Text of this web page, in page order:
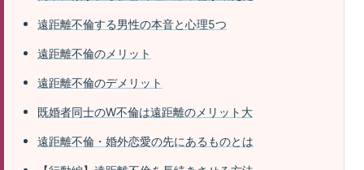
遠距離不倫する男性の本音と心理5つ
遠距離不倫のメリット
遠距離不倫のデメリット
既婚者同士のW不倫は遠距離のメリット大
遠距離不倫・婚外恋愛の先にあるものとは